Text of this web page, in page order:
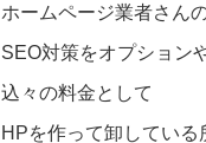
ホームページ業者さん
SEO対策をオプション
込々の料金として
HPを作って卸している